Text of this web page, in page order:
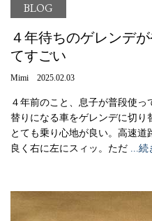
BLOG
４年待ちのゲレンデ
てすごい
Mimi 2025.02.03
４年前のこと、息子が普段使
替りになる車をゲレンデに切り
とても乗り心地が良い。高速
良く右に左にスィッ。ただ ...続